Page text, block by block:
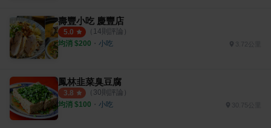
壽豐小吃 慶豐店
5.0 （ 14則評論）
均消 $200 ・ 小吃
鳳林韭菜臭豆腐
3.8 （ 30則評論）
均消 $100 ・ 小吃 30.75公里